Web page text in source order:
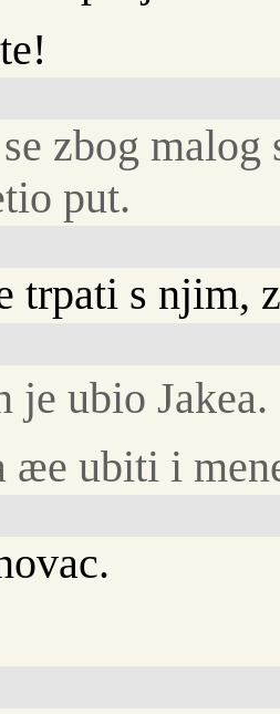
zbog malog
put.
trpati s njim,
je ubio Jakea.
æe ubiti i